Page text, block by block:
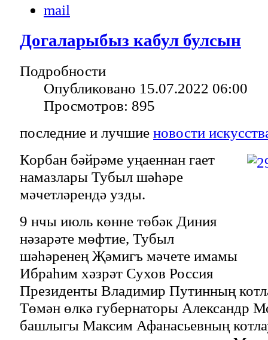
Догаларыбыз кабул булсын
Подробности
Опубликовано 15.07.2022 06:00
Просмотров: 895
последние и лучшие новости
Корбан бәйрәме уңаеннан гает
намазлары Тубыл шәһәре
мәчетләрендә узды.
9 нчы июль көнне төбәк Диния
нәзарәте мөфтие, Тубыл
шәһәренең Җәмигъ мәчете имамы
Ибраһим хәзрәт Сухов Россия
Президенты Владимир Путинның
Төмән өлкә губернаторы Александр
башлыгы Максим Афанасьевның